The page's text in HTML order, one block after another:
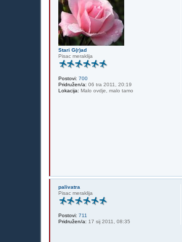
Stari G(r)ad
Pisac meraklija
Postovi: 700
Pridružen/a: 06 tra 2011, 20:19
Lokacija: Malo ovdje, malo tamo
palivatra
Pisac meraklija
Postovi: 711
Pridružen/a: 17 sij 2011, 08:35